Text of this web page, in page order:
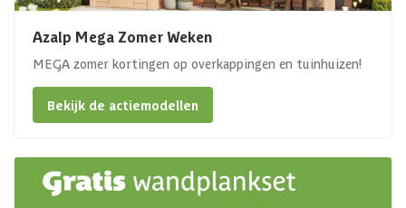
Azalp Mega Zomer Weken
MEGA zomer kortingen op overkappingen en tuinhuizen!
Bekijk de actiemodellen